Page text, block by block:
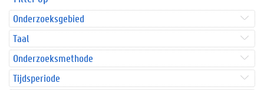
Onderzoeksgebied
Taal
Onderzoeksmethode
Tijdsperiode